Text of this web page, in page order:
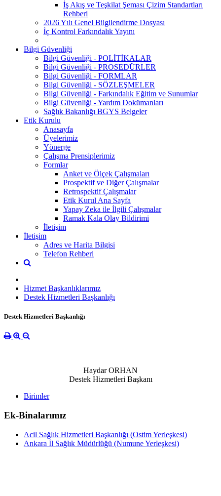
İş Akış ve Teşkilat Şeması Çizim Standartları
Rehberi
2026 Yılı Genel Bilgilendirme Dosyası
İç Kontrol Farkındalık Yayını
Bilgi Güvenliği
Bilgi Güvenliği - POLİTİKALAR
Bilgi Güvenliği - PROSEDÜRLER
Bilgi Güvenliği - FORMLAR
Bilgi Güvenliği - SÖZLEŞMELER
Bilgi Güvenliği - Farkındalık Eğitim ve Sunumlar
Bilgi Güvenliği - Yardım Dokümanları
Sağlık Bakanlığı BGYS Belgeler
Etik Kurulu
Anasayfa
Üyelerimiz
Yönerge
Çalışma Prensiplerimiz
Formlar
Anket ve Ölçek Çalışmaları
Prospektif ve Diğer Çalışmalar
Retrospektif Çalışmalar
Etik Kurul Ana Sayfa
Yapay Zeka ile İlgili Çalışmalar
Ramak Kala Olay Bildirimi
İletişim
İletişim
Adres ve Harita Bilgisi
Telefon Rehberi
Hizmet Başkanlıklarımız
Destek Hizmetleri Başkanlığı
Destek Hizmetleri Başkanlığı
Haydar ORHAN
Destek Hizmetleri Başkanı
Birimler
Ek-Binalarımız
Acil Sağlık Hizmetleri Başkanlığı (Ostim Yerleşkesi)
Ankara İl Sağlık Müdürlüğü (Numune Yerleşkesi)